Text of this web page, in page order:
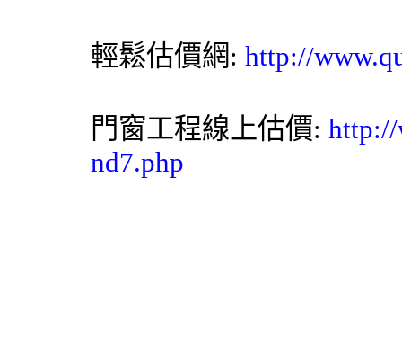
輕鬆估價網: http://
門窗工程線上估價: http://
nd7.php